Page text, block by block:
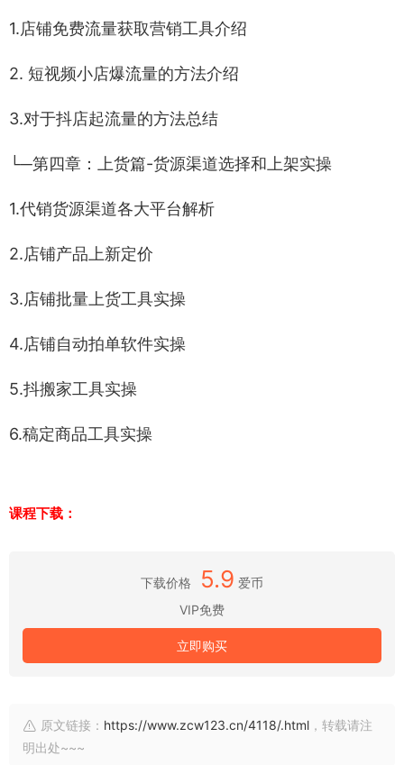
1.店铺免费流量获取营销工具介绍
2. 短视频小店爆流量的方法介绍
3.对于抖店起流量的方法总结
└─第四章：上货篇-货源渠道选择和上架实操
1.代销货源渠道各大平台解析
2.店铺产品上新定价
3.店铺批量上货工具实操
4.店铺自动拍单软件实操
5.抖搬家工具实操
6.稿定商品工具实操
课程下载：
下载价格 5.9 爱币
VIP免费
立即购买
原文链接： https://www.zcw123.cn/4118/.html ，转载请注
明出处~~~